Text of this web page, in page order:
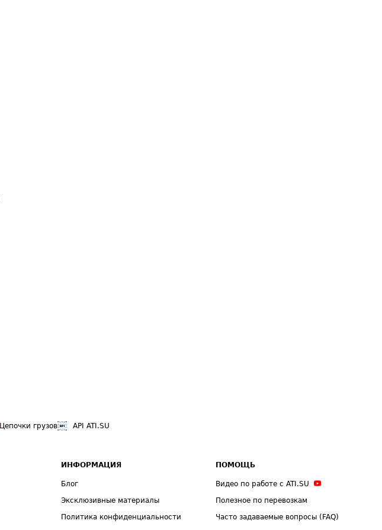
Цепочки грузов API ATI.SU
ИНФОРМАЦИЯ
Блог
Эксклюзивные материалы
Политика конфиденциальности
ПОМОЩЬ
Видео по работе с ATI.SU
Полезное по перевозкам
Часто задаваемые вопросы (FAQ)